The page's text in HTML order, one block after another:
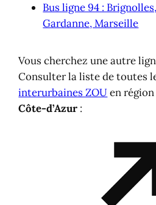
Bus ligne 94 :
Gardanne, Marseille
Vous cherchez une autre
Consulter la liste de toutes
interurbaines ZOU en
Côte-d’Azur :